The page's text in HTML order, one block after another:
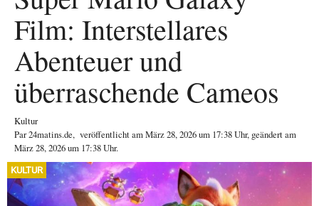
Film: Interstellares
Abenteuer und
überraschende Cameos
Kultur
Par24matins.de, veröffentlicht amMärz 28, 2026um 17:38 Uhr, geändert am
März 28, 2026 um 17:38 Uhr.
KULTUR